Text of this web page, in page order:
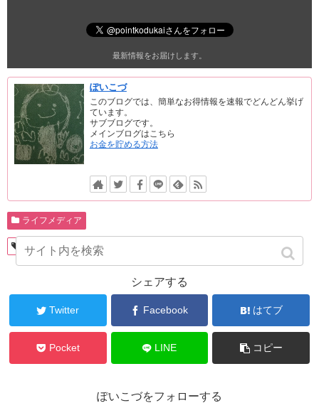
最新情報をお届けします。
ぽいこづ
このブログでは、簡単なお得情報を速報でどんどん挙げ
ています。
サブブログです。
メインブログはこちら
お金を貯める方法
ライフメディア
ほぼ毎日クイズ
シェアする
Twitter Facebook はてブ
Pocket LINE コピー
ぽいこづをフォローする